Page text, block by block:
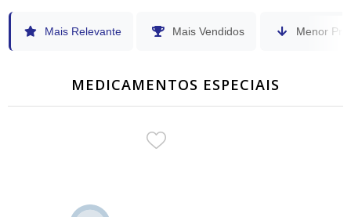
Mais Relevante Mais Vendidos Menor
MEDICAMENTOS ESPECIAIS